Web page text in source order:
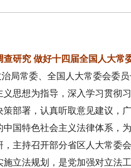
查研究 做好十四届全国人大常
局常委、全国人大常委会委
思想为指导，深入学习贯彻
部署，认真听取意见建议，
国特色社会主义法律体系，
持召开部分省区人大常委
立法规划，是党加强对立法